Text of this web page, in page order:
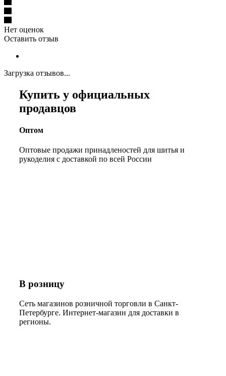
Нет оценок
Оставить отзыв
Загрузка отзывов...
Купить у официальных
продавцов
Оптом
Оптовые продажи принадленостей для шитья и
рукоделия с доставкой по всей России
В розницу
Сеть магазинов розничной торговли в Санкт-
Петербурге. Интернет-магазин для доставки в
регионы.